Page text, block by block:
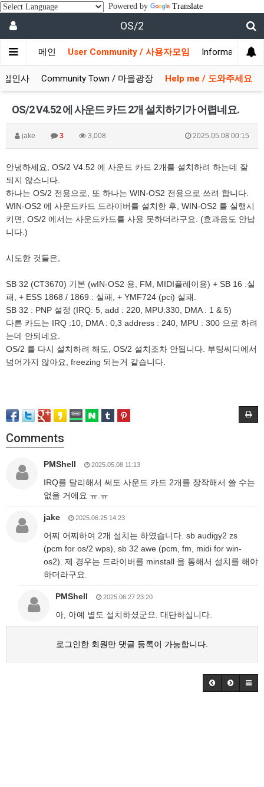
Powered by Translate
OS/2
메인 User Community / 사용자모임 Information /
입인사 Community Town / 마을광장 Help me / 도와주세요
OS/2 V4.52 에 사운드 카드 2개 설치하기가 어렵네요.
jake 3 3,008 2025.05.08 00:15
안녕하세요, OS/2 V4.52 에 사운드 카드 2개를 설치하려 하는데 잘
되지 않스니다.
하나는 OS/2 전용으로, 또 하나는 WIN-OS2 전용으로 쓰려 합니다.
WIN-OS2 에 사운드카드 드라이버를 설치한 후, WIN-OS2 를 실행시
키면, OS/2 에서는 사운드카드를 사용 못하더라구요. (효과음도 안납
니다.)
시도한 것들은,
SB 32 (CT3670) 기본 (wIN-OS2 용, FM, MIDI플레이용) + SB 16 :실
패, + ESS 1868 / 1869 : 실패, + YMF724 (pci) 실패.
SB 32 : PNP 설정 (IRQ: 5, add : 220, MPU:330, DMA : 1 & 5)
다른 카드는 IRQ :10, DMA : 0,3 address : 240, MPU : 300 으로 하려
는데 안되네요.
OS/2 를 다시 설치하려 해도, OS/2 설치조차 안됩니다. 부팅씨디에서
넘어가지 않아요, freezing 되는거 같습니다.
Comments
PMShell 2025.05.08 11:13
IRQ를 달리해서 써도 사운드 카드 2개를 장작해서 쓸 수는
없을 거에요 ㅠ.ㅠ
jake 2025.06.25 14:23
어찌 어찌하여 2개 설치는 하였습니다. sb audigy2 zs
(pcm for os/2 wps), sb 32 awe (pcm, fm, midi for win-
os2). 제 경우는 드라이버를 minstall 을 통해서 설치를 해야
하더라구요.
PMShell 2025.06.27 23:20
아, 아예 별도 설치하셨군요. 대단하십니다.
로그인한 회원만 댓글 등록이 가능합니다.